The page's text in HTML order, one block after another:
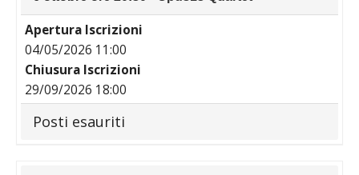
Apertura Iscrizioni
04/05/2026 11:00
Chiusura Iscrizioni
29/09/2026 18:00
Posti esauriti